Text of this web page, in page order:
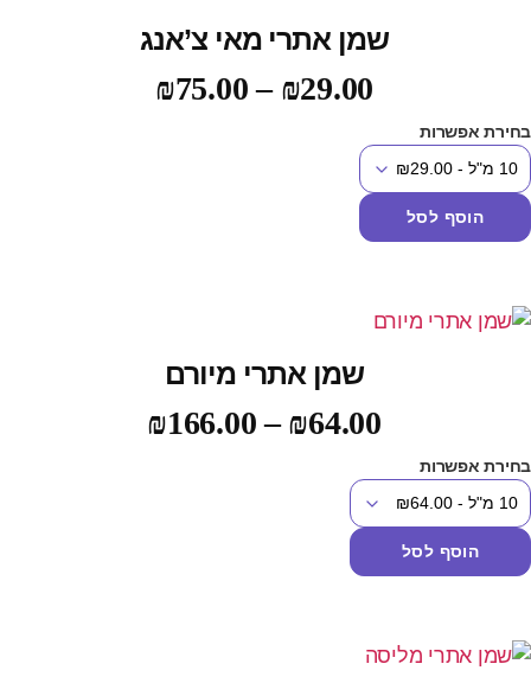
שמן אתרי מאי צ’אנג
₪29.00
–
₪75.00
אפשרות
הוסף לסל
שמן אתרי מיורם
₪64.00
–
₪166.00
אפשרות
הוסף לסל